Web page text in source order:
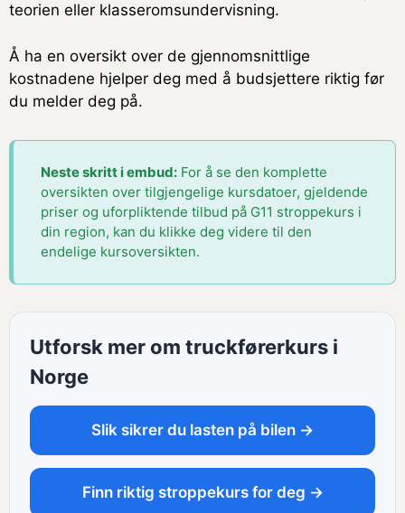
teorien eller klasseromsundervisning.
Å ha en oversikt over de gjennomsnittlige
kostnadene hjelper deg med å budsjettere riktig før
du melder deg på.
Neste skritt i embud: For å se den komplette
oversikten over tilgjengelige kursdatoer, gjeldende
priser og uforpliktende tilbud på G11 stroppekurs i
din region, kan du klikke deg videre til den
endelige kursoversikten.
Utforsk mer om truckførerkurs i
Norge
Slik sikrer du lasten på bilen →
Finn riktig stroppekurs for deg →